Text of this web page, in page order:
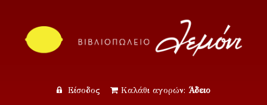
Είσοδος Καλάθι αγορών: Άδειο